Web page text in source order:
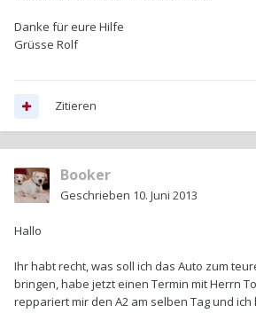
Danke für eure Hilfe
Grüsse Rolf
Zitieren
Booker
Geschrieben 10. Juni 2013
Hallo
Ihr habt recht, was soll ich das Auto zum
bringen, habe jetzt einen Termin mit Herrn
reppariert mir den A2 am selben Tag und